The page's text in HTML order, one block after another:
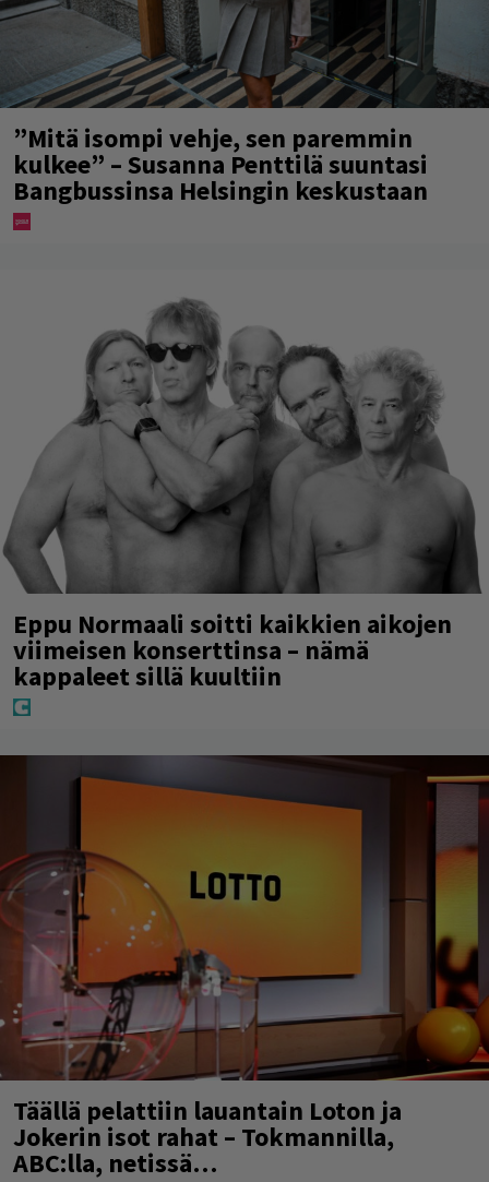
”Mitä isompi vehje, sen paremmin
kulkee” – Susanna Penttilä suuntasi
Bangbussinsa Helsingin keskustaan
Eppu Normaali soitti kaikkien aikojen
viimeisen konserttinsa – nämä
kappaleet sillä kuultiin
Täällä pelattiin lauantain Loton ja
Jokerin isot rahat – Tokmannilla,
ABC:lla, netissä…